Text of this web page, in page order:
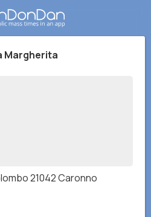
Margherita
21042 Caronno